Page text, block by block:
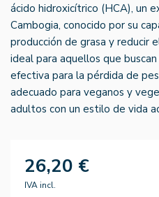
ácido hidroxicítrico (HCA), un
Cambogia, conocido por su
producción de grasa y reducir
ideal para aquellos que
efectiva para la pérdida de
adecuado para veganos y
adultos con un estilo de vida
26,20 €
IVA incl.